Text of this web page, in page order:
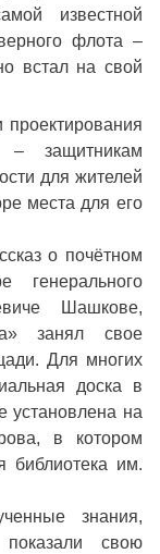
известной
флота –
встал на свой
проектирования
– защитникам
для жителей
места для его
о почётном
генерального
Шашкове,
занял свое
Для многих
доска в
установлена на
в котором
библиотека им.
знания,
свою